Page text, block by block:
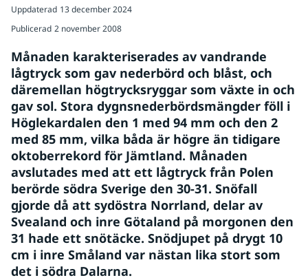
Uppdaterad 13 december 2024
Publicerad 2 november 2008
Månaden karakteriserades av vandrande
lågtryck som gav nederbörd och blåst, och
däremellan högtrycksryggar som växte in och
gav sol. Stora dygnsnederbördsmängder föll i
Höglekardalen den 1 med 94 mm och den 2
med 85 mm, vilka båda är högre än tidigare
oktoberrekord för Jämtland. Månaden
avslutades med att ett lågtryck från Polen
berörde södra Sverige den 30-31. Snöfall
gjorde då att sydöstra Norrland, delar av
Svealand och inre Götaland på morgonen den
31 hade ett snötäcke. Snödjupet på drygt 10
cm i inre Småland var nästan lika stort som
det i södra Dalarna.